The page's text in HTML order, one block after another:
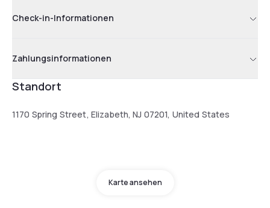
Check-in-Informationen
Zahlungsinformationen
Standort
1170 Spring Street, Elizabeth, NJ 07201, United States
Karte ansehen